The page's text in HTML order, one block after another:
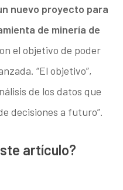
nuevo proyecto para
de minería de
el objetivo de poder
“El objetivo”,
de los datos que
decisiones a futuro”.
artículo?